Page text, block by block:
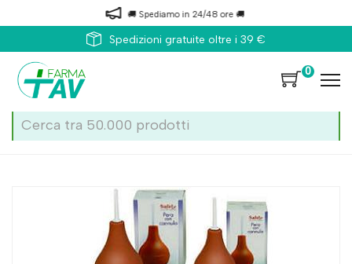
🚚 Spediamo in 24/48 ore 🚚
Spedizioni gratuite oltre i 39 €
0
Safety Pera Cannula 10 Capacita' 365c